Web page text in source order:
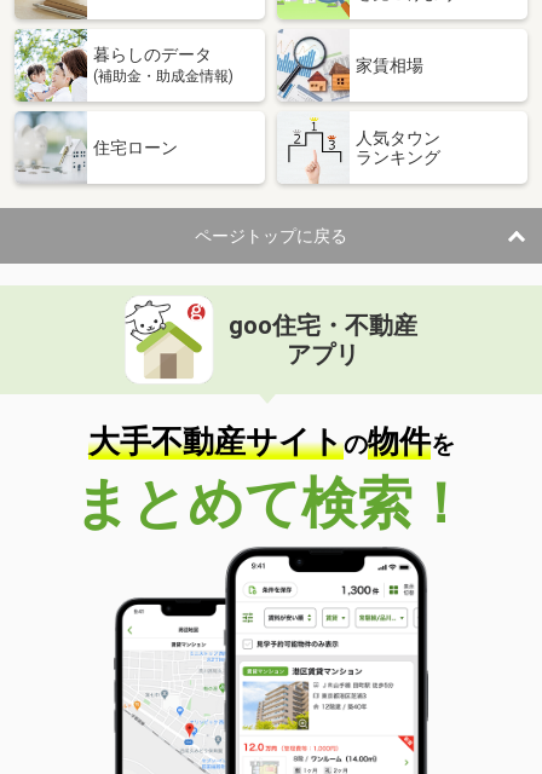
沖縄県中頭郡北谷町字砂辺
建物面積 96.91m²
土地面積
165.3m²
暮らしのデータ
(補助金・助成金情報)
家賃相場
住宅ローン
人気タウン
ランキング
ページトップに戻る
goo住宅・不動産
アプリ
大手不動産サイトの物件を
まとめて検索！